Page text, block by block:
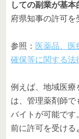
しての副業が基本
府県知事の許可を
参照： 医薬品、医
確保等に関する法
例えば、地域医療
は、管理薬剤師
バイトが可能です
前に許可を受ける